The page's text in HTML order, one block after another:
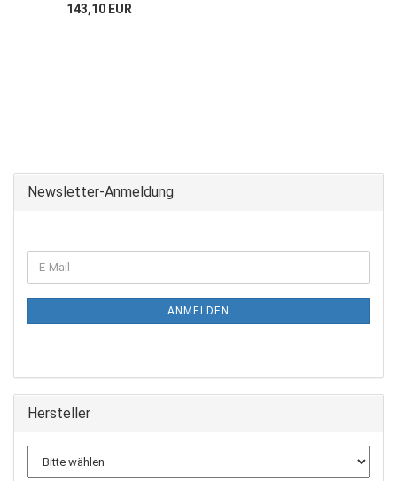
143,10 EUR
Newsletter-Anmeldung
ANMELDEN
Hersteller